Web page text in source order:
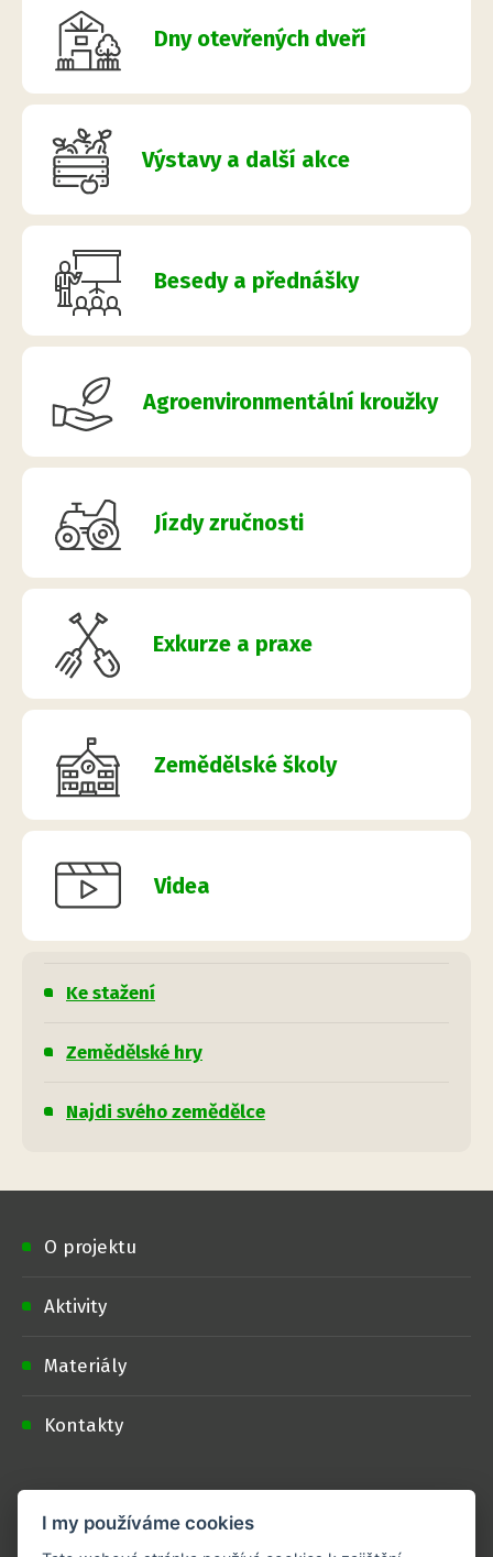
Dny otevřených dveří
Výstavy a další akce
Besedy a přednášky
Agroenvironmentální kroužky
Jízdy zručnosti
Exkurze a praxe
Zemědělské školy
Videa
Ke stažení
Zemědělské hry
Najdi svého zemědělce
O projektu
Aktivity
Materiály
Kontakty
I my používáme cookies